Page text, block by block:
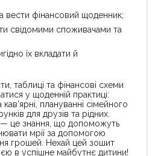
вести фінансовий щоденник;
свідомими споживачами та
їх вкладати й
таблиці та фінансові схеми
у щоденній практиці:
кав’ярні, плануванні сімейного
для друзів та рідних.
— це знання, що допоможуть
мрії за допомогою
грошей. Нехай цей зошит
в успішне майбутнє дитини!